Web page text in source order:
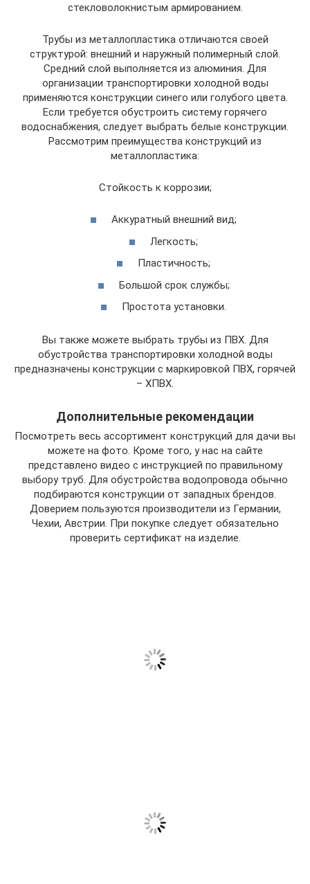
стекловолокнистым армированием.
Трубы из металлопластика отличаются своей
структурой: внешний и наружный полимерный слой.
Средний слой выполняется из алюминия. Для
организации транспортировки холодной воды
применяются конструкции синего или голубого цвета.
Если требуется обустроить систему горячего
водоснабжения, следует выбрать белые конструкции.
Рассмотрим преимущества конструкций из
металлопластика:
Стойкость к коррозии;
Аккуратный внешний вид;
Легкость;
Пластичность;
Большой срок службы;
Простота установки.
Вы также можете выбрать трубы из ПВХ. Для
обустройства транспортировки холодной воды
предназначены конструкции с маркировкой ПВХ, горячей
– ХПВХ.
Дополнительные рекомендации
Посмотреть весь ассортимент конструкций для дачи вы
можете на фото. Кроме того, у нас на сайте
представлено видео с инструкцией по правильному
выбору труб. Для обустройства водопровода обычно
подбираются конструкции от западных брендов.
Доверием пользуются производители из Германии,
Чехии, Австрии. При покупке следует обязательно
проверить сертификат на изделие.